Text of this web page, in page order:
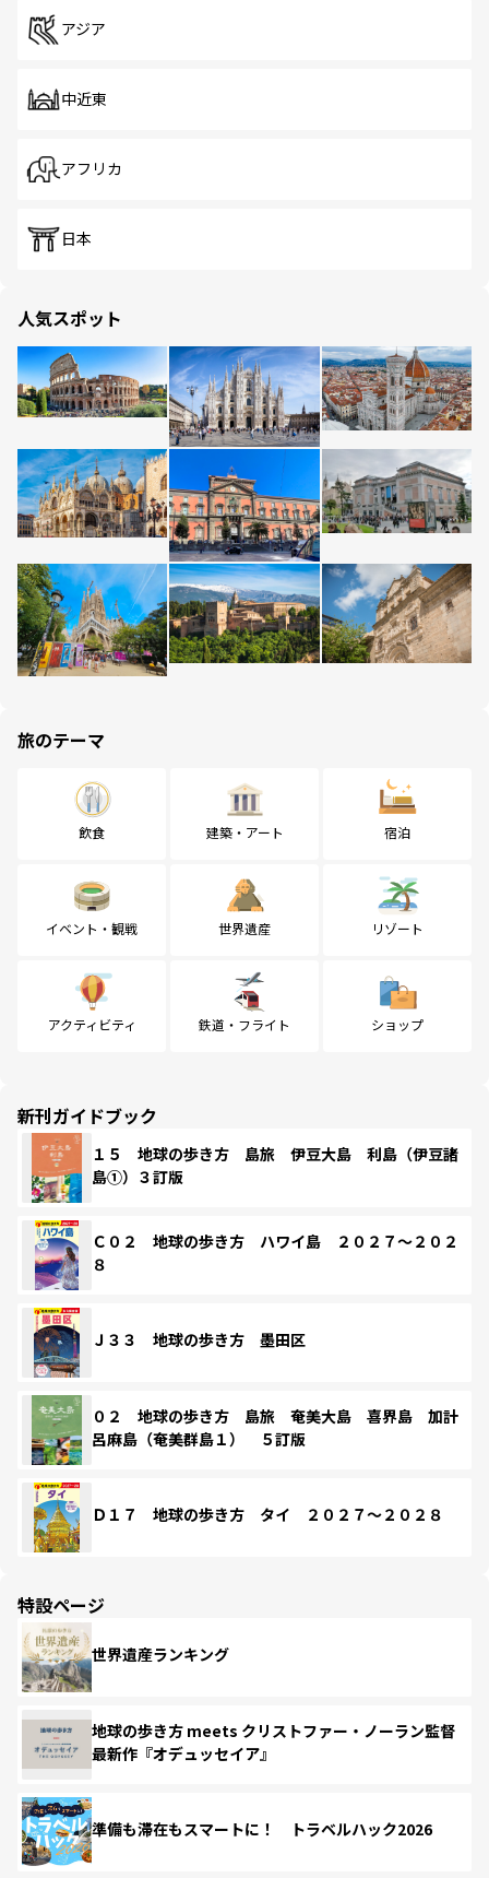
アジア
中近東
アフリカ
日本
人気スポット
旅のテーマ
飲食 建築・アート 宿泊
イベント・観戦 世界遺産 リゾート
アクティビティ 鉄道・フライト ショップ
新刊ガイドブック
１５ 地球の歩き方 島旅 伊豆大島 利島（伊豆諸
島①）３訂版
Ｃ０２ 地球の歩き方 ハワイ島 ２０２７～２０２
８
Ｊ３３ 地球の歩き方 墨田区
０２ 地球の歩き方 島旅 奄美大島 喜界島 加計
呂麻島（奄美群島１） ５訂版
Ｄ１７ 地球の歩き方 タイ ２０２７～２０２８
特設ページ
世界遺産ランキング
地球の歩き方 meets クリストファー・ノーラン監督
最新作『オデュッセイア』
準備も滞在もスマートに！ トラベルハック2026